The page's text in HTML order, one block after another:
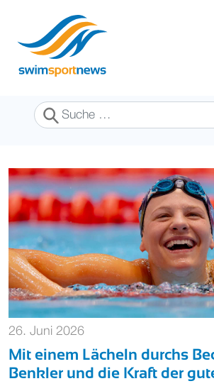
Suchen
26. Juni 2026
Mit einem Lächeln durchs
Benkler und die Kraft der